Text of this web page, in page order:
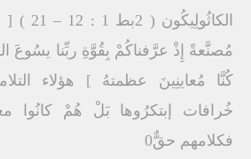
مُصنَّعةً إِذْ عرَّفناكُمْ بِقُوَّةِ ربِّنا يسُوعَ
كُنَّا مُعاينِينَ عظمتهُ ] هؤلاء
خُرافات إبتكرُوها بَلْ هُمْ كانُوا
فكلامهم حقٌّ0